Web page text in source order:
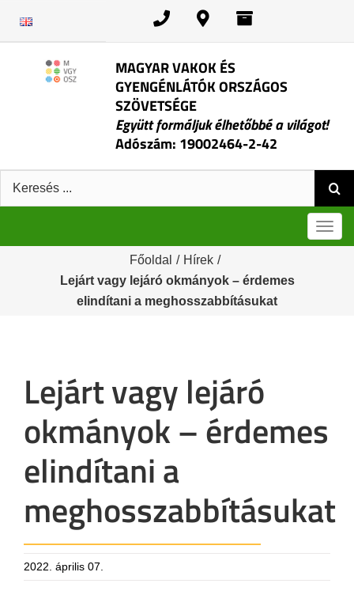
MAGYAR VAKOK ÉS
GYENGÉNLÁTÓK ORSZÁGOS
SZÖVETSÉGE
Együtt formáljuk élhetőbbé a világot!
Adószám: 19002464-2-42
Keresés:
Főoldal / Hírek /
Lejárt vagy lejáró okmányok – érdemes
elindítani a meghosszabbításukat
Lejárt vagy lejáró
okmányok – érdemes
elindítani a
meghosszabbításukat
2022. április 07.